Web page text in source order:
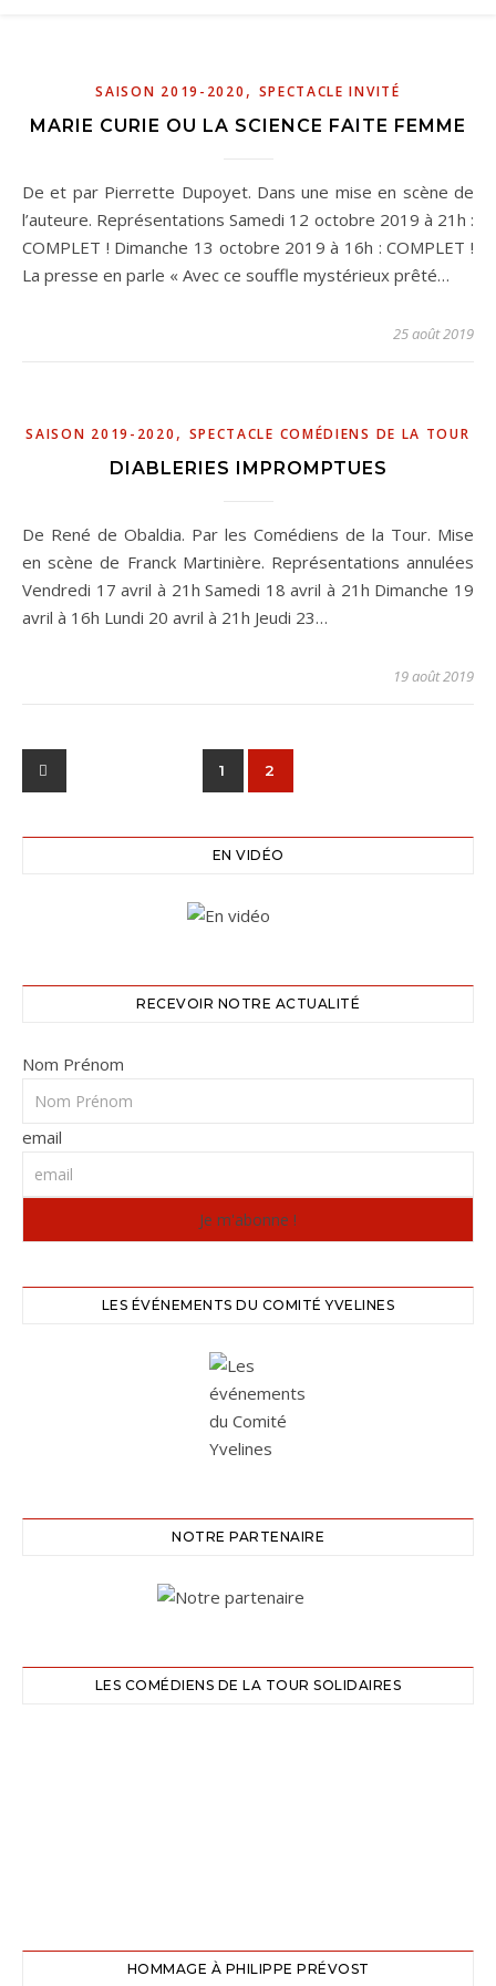
SAISON 2019-2020 , SPECTACLE INVITÉ
MARIE CURIE OU LA SCIENCE FAITE FEMME
De et par Pierrette Dupoyet. Dans une mise en scène de
l’auteure. Représentations Samedi 12 octobre 2019 à 21h :
COMPLET ! Dimanche 13 octobre 2019 à 16h : COMPLET !
La presse en parle « Avec ce souffle mystérieux prêté…
25 août 2019
SAISON 2019-2020 , SPECTACLE COMÉDIENS DE LA TOUR
DIABLERIES IMPROMPTUES
De René de Obaldia. Par les Comédiens de la Tour. Mise
en scène de Franck Martinière. Représentations annulées
Vendredi 17 avril à 21h Samedi 18 avril à 21h Dimanche 19
avril à 16h Lundi 20 avril à 21h Jeudi 23…
19 août 2019
1 2
EN VIDÉO
RECEVOIR NOTRE ACTUALITÉ
Nom Prénom
email
LES ÉVÉNEMENTS DU COMITÉ YVELINES
NOTRE PARTENAIRE
LES COMÉDIENS DE LA TOUR SOLIDAIRES
HOMMAGE À PHILIPPE PRÉVOST